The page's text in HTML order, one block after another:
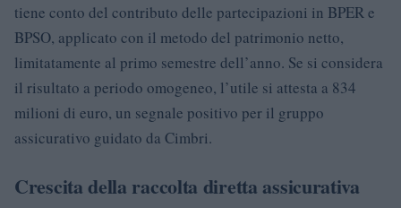
tiene conto del contributo delle partecipazioni in BPER e
BPSO, applicato con il metodo del patrimonio netto,
limitatamente al primo semestre dell’anno. Se si considera
il risultato a periodo omogeneo, l’utile si attesta a 834
milioni di euro, un segnale positivo per il gruppo
assicurativo guidato da Cimbri.
Crescita della raccolta diretta assicurativa